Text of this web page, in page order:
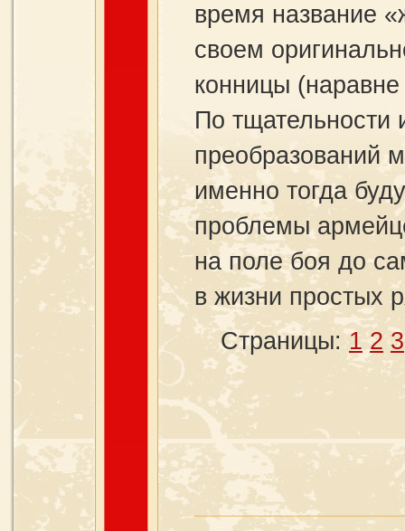
время название
своем
конницы
По тщательности
преобразований
именно тогда
проблемы
на поле боя до
в жизни простых
Страницы:1 2 3